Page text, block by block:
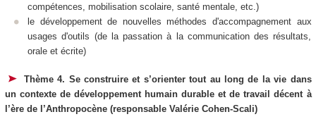
compétences, mobilisation scolaire, santé mentale, etc.)
le développement de nouvelles méthodes d'accompagnement aux
usages d'outils (de la passation à la communication des résultats,
orale et écrite)
Thème 4. Se construire et s’orienter tout au long de la vie dans
un contexte de développement humain durable et de travail décent à
l’ère de l’Anthropocène (responsable Valérie Cohen-Scali)